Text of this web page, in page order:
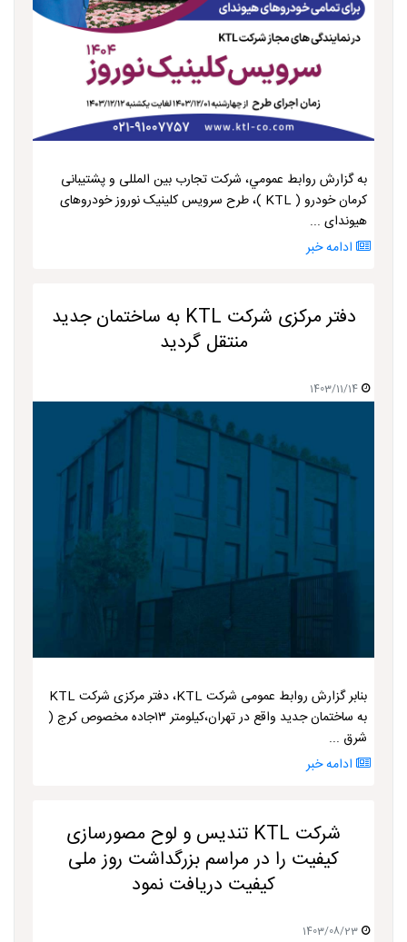
به گزارش روابط عمومي، شرکت تجارب بین المللی و پشتیبانی
کرمان خودرو ( KTL )، طرح سرویس کلینیک نوروز خودروهای
هیوندای ...
ادامه خبر
دفتر مرکزی شرکت KTL به ساختمان جدید
منتقل گردید
1403/11/14
بنابر گزارش روابط عمومی شرکت KTL، دفتر مرکزی شرکت KTL
به ساختمان جدید واقع در تهران،کیلومتر ۱۳جاده مخصوص کرج (
شرق ...
ادامه خبر
شرکت KTL تندیس و لوح مصورسازی
کیفیت را در مراسم بزرگداشت روز ملی
کیفیت دریافت نمود
1403/08/23